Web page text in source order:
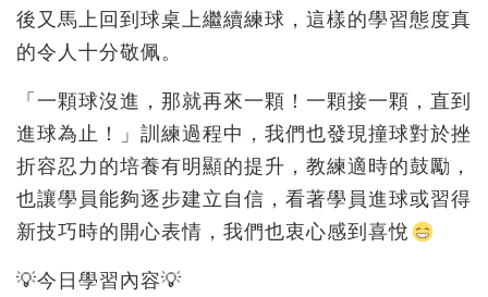
後又馬上回到球桌上繼續練球，這樣的學習態度真
的令人十分敬佩。
「一顆球沒進，那就再來一顆！一顆接一顆，直到
進球為止！」訓練過程中，我們也發現撞球對於挫
折容忍力的培養有明顯的提升，教練適時的鼓勵，
也讓學員能夠逐步建立自信，看著學員進球或習得
新技巧時的開心表情，我們也衷心感到喜悅
💡今日學習內容💡